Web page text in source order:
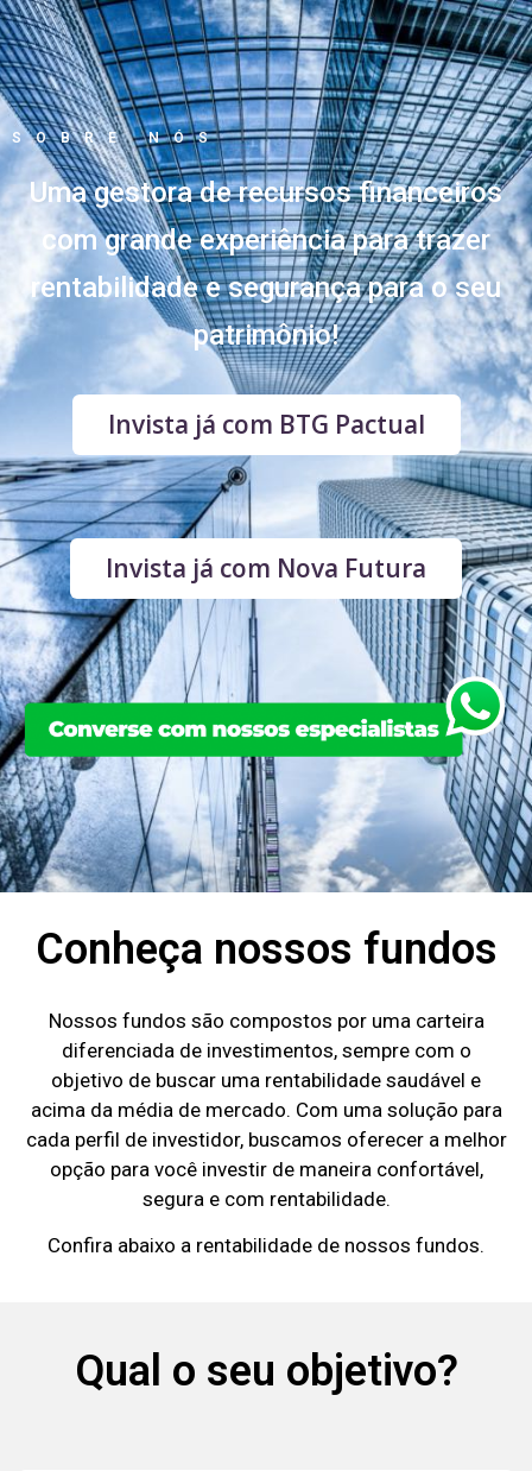
SOBRE NÓS
Uma gestora de recursos financeiros
com grande experiência para trazer
rentabilidade e segurança para o seu
patrimônio!
Invista já com BTG Pactual
Invista já com Nova Futura
Conheça nossos fundos
Nossos fundos são compostos por uma carteira
diferenciada de investimentos, sempre com o
objetivo de buscar uma rentabilidade saudável e
acima da média de mercado. Com uma solução para
cada perfil de investidor, buscamos oferecer a melhor
opção para você investir de maneira confortável,
segura e com rentabilidade.
Confira abaixo a rentabilidade de nossos fundos.
Qual o seu objetivo?